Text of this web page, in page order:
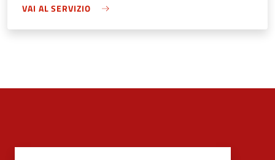
VAI AL SERVIZIO